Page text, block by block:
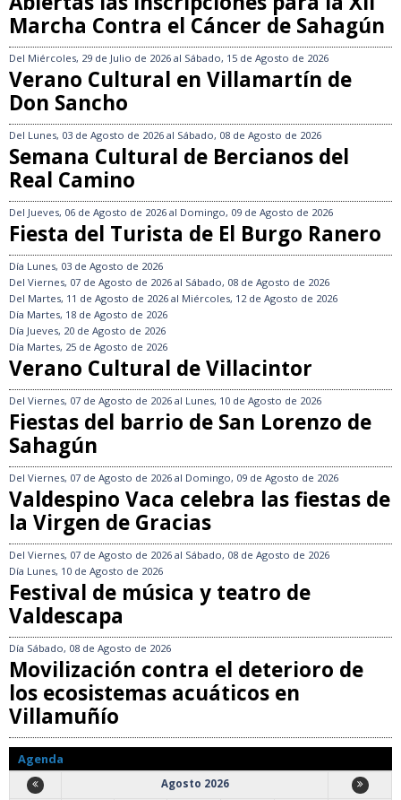
Marcha Contra el Cáncer de Sahagún
Del Miércoles, 29 de Julio de 2026 al Sábado, 15 de Agosto de 2026
Verano Cultural en Villamartín de
Don Sancho
Del Lunes, 03 de Agosto de 2026 al Sábado, 08 de Agosto de 2026
Semana Cultural de Bercianos del
Real Camino
Del Jueves, 06 de Agosto de 2026 al Domingo, 09 de Agosto de 2026
Fiesta del Turista de El Burgo Ranero
Día Lunes, 03 de Agosto de 2026
Del Viernes, 07 de Agosto de 2026 al Sábado, 08 de Agosto de 2026
Del Martes, 11 de Agosto de 2026 al Miércoles, 12 de Agosto de 2026
Día Martes, 18 de Agosto de 2026
Día Jueves, 20 de Agosto de 2026
Día Martes, 25 de Agosto de 2026
Verano Cultural de Villacintor
Del Viernes, 07 de Agosto de 2026 al Lunes, 10 de Agosto de 2026
Fiestas del barrio de San Lorenzo de
Sahagún
Del Viernes, 07 de Agosto de 2026 al Domingo, 09 de Agosto de 2026
Valdespino Vaca celebra las fiestas de
la Virgen de Gracias
Del Viernes, 07 de Agosto de 2026 al Sábado, 08 de Agosto de 2026
Día Lunes, 10 de Agosto de 2026
Festival de música y teatro de
Valdescapa
Día Sábado, 08 de Agosto de 2026
Movilización contra el deterioro de
los ecosistemas acuáticos en
Villamuñío
Agenda
Agosto 2026